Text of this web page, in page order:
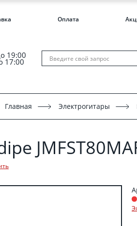
Оплата
19:00
17:00
Главная Электрогитары